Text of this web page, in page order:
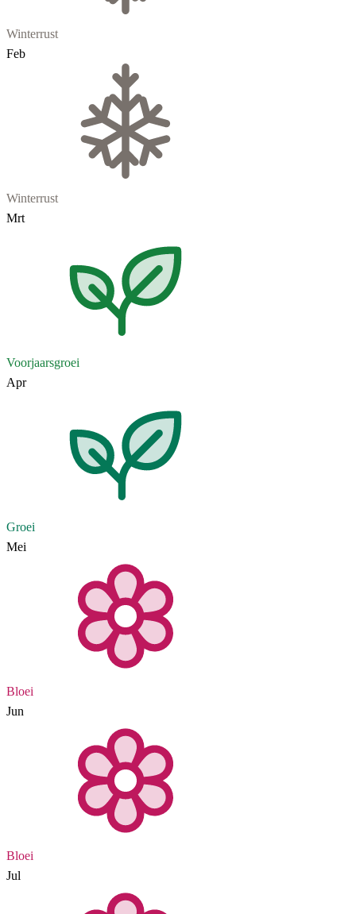
Winterrust
Feb
Winterrust
Mrt
Voorjaarsgroei
Apr
Groei
Mei
Bloei
Jun
Bloei
Jul